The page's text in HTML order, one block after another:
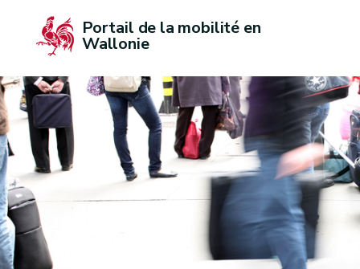
Portail de la mobilité en
Wallonie